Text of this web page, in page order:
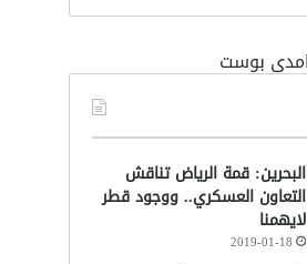
‏مدى بوست‏
البحرين: قمة الرياض تناقش
التعاون العسكري.. ووجود قطر
لايهمنا
2019-01-18